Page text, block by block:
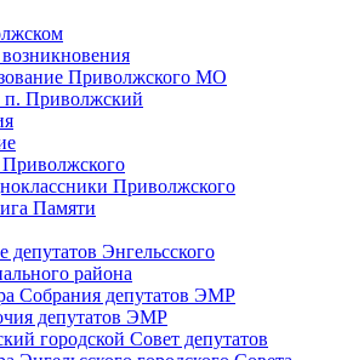
Приволжского МО
Приволжский
Приволжского
Памяти
депутатов Энгельсского
района
Собрания депутатов ЭМР
депутатов ЭМР
городской Совет депутатов